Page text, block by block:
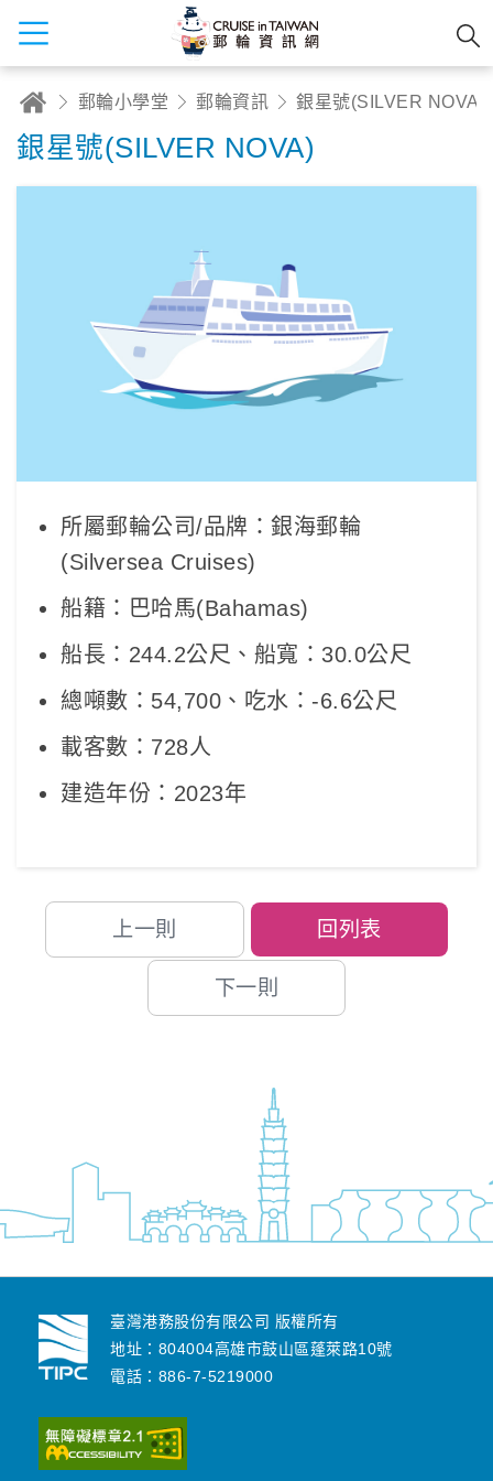
郵輪小學堂 郵輪資訊 銀星號(SILVER NOVA)
銀星號(SILVER NOVA)
所屬郵輪公司/品牌：銀海郵輪
(Silversea Cruises)
船籍：巴哈馬(Bahamas)
船長：244.2公尺、船寬：30.0公尺
總噸數：54,700、吃水：-6.6公尺
載客數：728人
建造年份：2023年
上一則 回列表
下一則
臺灣港務股份有限公司 版權所有
地址：804004高雄市鼓山區蓬萊路10號
電話：886-7-5219000